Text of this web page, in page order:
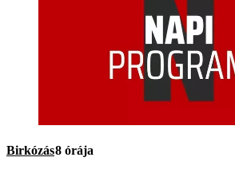
Birkózás8 órája